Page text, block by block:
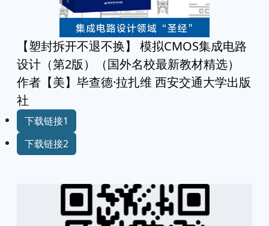
【塑封拆开不退不换】 模拟CMOS集成电路
设计（第2版）（国外名校最新教材精选）
作者【美】毕查德·拉扎维 西安交通大学出版
社
下载链接1
下载链接2